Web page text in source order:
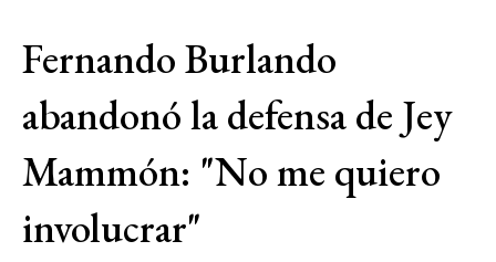
Fernando Burlando
abandonó la defensa de Jey
Mammón: "No me quiero
involucrar"